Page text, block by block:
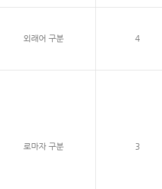
외래어 구분 4
로마자 구분 3